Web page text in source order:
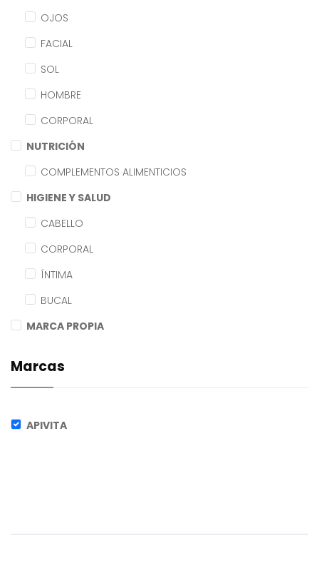
OJOS
FACIAL
SOL
HOMBRE
CORPORAL
NUTRICIÓN
COMPLEMENTOS ALIMENTICIOS
HIGIENE Y SALUD
CABELLO
CORPORAL
ÍNTIMA
BUCAL
MARCA PROPIA
Marcas
APIVITA